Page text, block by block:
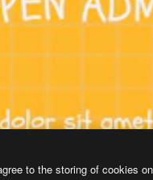
to the storing of cookies